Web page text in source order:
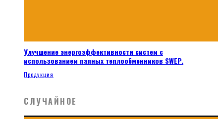
Улучшение энергоэффективности систем с
использованием паяных теплообменников SWEP.
Продукция
СЛУЧАЙНОЕ